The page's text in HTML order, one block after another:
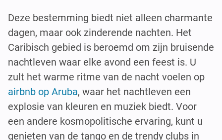
Deze bestemming biedt niet alleen charmante
dagen, maar ook zinderende nachten. Het
Caribisch gebied is beroemd om zijn bruisende
nachtleven waar elke avond een feest is. U
zult het warme ritme van de nacht voelen op
airbnb op Aruba, waar het nachtleven een
explosie van kleuren en muziek biedt. Voor
een andere kosmopolitische ervaring, kunt u
genieten van de tango en de trendy clubs in